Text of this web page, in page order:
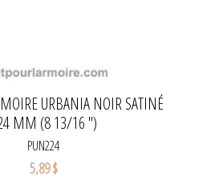
URBANIA NOIR SATINÉ
MM (8 13/16 '')
PUN224
5,89 $